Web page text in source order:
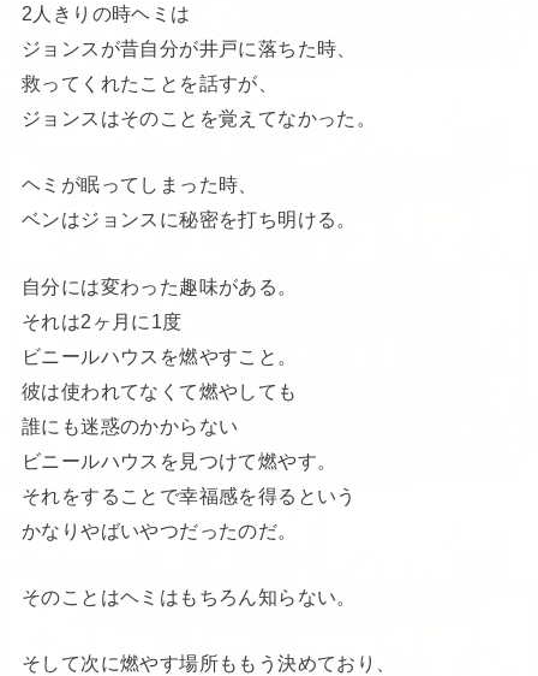
2人きりの時ヘミは
ジョンスが昔自分が井戸に落ちた時、
救ってくれたことを話すが、
ジョンスはそのことを覚えてなかった。
ヘミが眠ってしまった時、
ベンはジョンスに秘密を打ち明ける。
自分には変わった趣味がある。
それは2ヶ月に1度
ビニールハウスを燃やすこと。
彼は使われてなくて燃やしても
誰にも迷惑のかからない
ビニールハウスを見つけて燃やす。
それをすることで幸福感を得るという
かなりやばいやつだったのだ。
そのことはヘミはもちろん知らない。
そして次に燃やす場所ももう決めており、